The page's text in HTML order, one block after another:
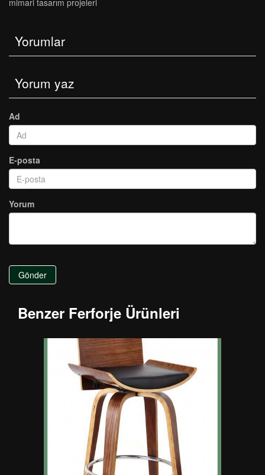
mimari tasarım projeleri
Yorumlar
Yorum yaz
Ad
E-posta
Yorum
Gönder
Benzer Ferforje Ürünleri